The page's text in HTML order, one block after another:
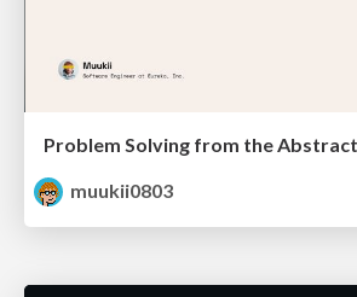
Problem Solving from the
muukii0803